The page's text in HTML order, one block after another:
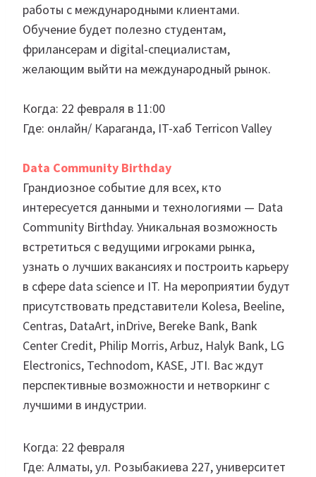
работы с международными клиентами.
Обучение будет полезно студентам,
фрилансерам и digital-специалистам,
желающим выйти на международный рынок.
Когда: 22 февраля в 11:00
Где: онлайн/ Караганда, IT-хаб Terricon Valley
Data Community Birthday
Грандиозное событие для всех, кто
интересуется данными и технологиями — Data
Community Birthday. Уникальная возможность
встретиться с ведущими игроками рынка,
узнать о лучших вакансиях и построить карьеру
в сфере data science и IT. На мероприятии будут
присутствовать представители Kolesa, Beeline,
Centras, DataArt, inDrive, Bereke Bank, Bank
Center Credit, Philip Morris, Arbuz, Halyk Bank, LG
Electronics, Technodom, KASE, JTI. Вас ждут
перспективные возможности и нетворкинг с
лучшими в индустрии.
Когда: 22 февраля
Где: Алматы, ул. Розыбакиева 227, университет